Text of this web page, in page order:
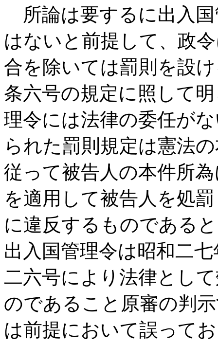
所論は要するに出入
はないと前提して、政
合を除いては罰則を設
条六号の規定に照して
理令には法律の委任が
られた罰則規定は憲法
従って被告人の本件所
を適用して被告人を処
に違反するものである
出入国管理令は昭和二
二六号により法律とし
のであること原審の判
は前提において誤って